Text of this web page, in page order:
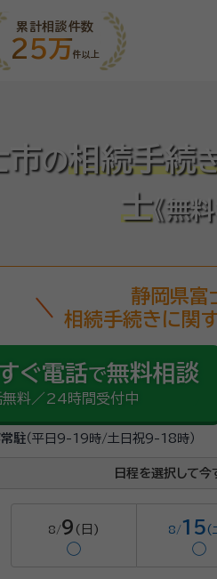
累計相談件数
25万件以上
市の相続手続
士《無
静岡県富
相続手続きに関
ぐ電話で無料相談
無料／24時間受付中
駐（平日9-19時/土日祝9-18時）
日程を選択して今
8/9 (日)
◯
8/15(
◯